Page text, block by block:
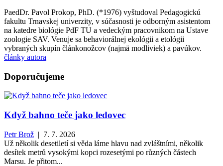
PaedDr. Pavol Prokop, PhD. (*1976) vyštudoval Pedagogickú
fakultu Trnavskej univerzity, v súčasnosti je odborným asistentom
na katedre biológie PdF TU a vedeckým pracovnikom na Ustave
zoologie SAV. Venuje sa behaviorálnej ekológii a etológii
vybraných skupín článkonožcov (najmä modliviek) a pavúkov.
články autora
Doporučujeme
Když bahno teče jako ledovec
Petr Brož | 7. 7. 2026
Už několik desetiletí si věda láme hlavu nad zvláštními, několik
desítek metrů vysokými kopci rozesetými po různých částech
Marsu. Je přitom...